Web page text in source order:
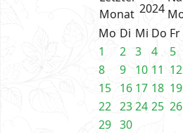
2024
Mo Di Mi Do Fr
1
2 3 4 5
8
9 10 11 12
15 16 17 18 19
22 2324 25 26
29 30